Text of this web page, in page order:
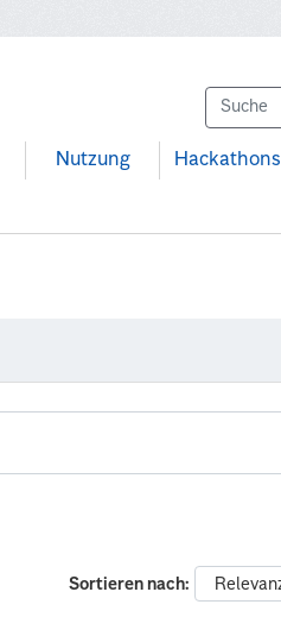
Nutzung Hackathons
Sortieren nach